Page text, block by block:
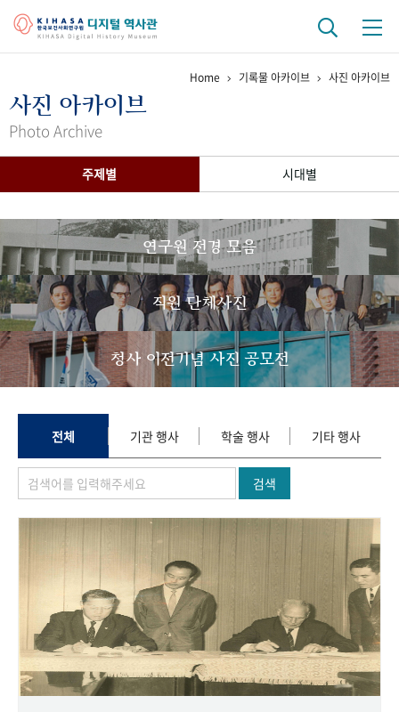
걸어온 길 기관 변천사
간행물 변천사
기록물 아카이브
사진 아카이브 문서 기록물 행정박물 영상 기록물
50+1 주년 기념
성과 50선 숫자로 보는 50년
세계와 함께 한 KIHASA
VR 역사관
Home 기록물 아카이브 사진 아카이브
사진 아카이브
Photo Archive
주제별 시대별
연구원 전경 모음
직원 단체사진
청사 이전기념 사진 공모전
전체 기관 행사 학술 행사 기타 행사
검색